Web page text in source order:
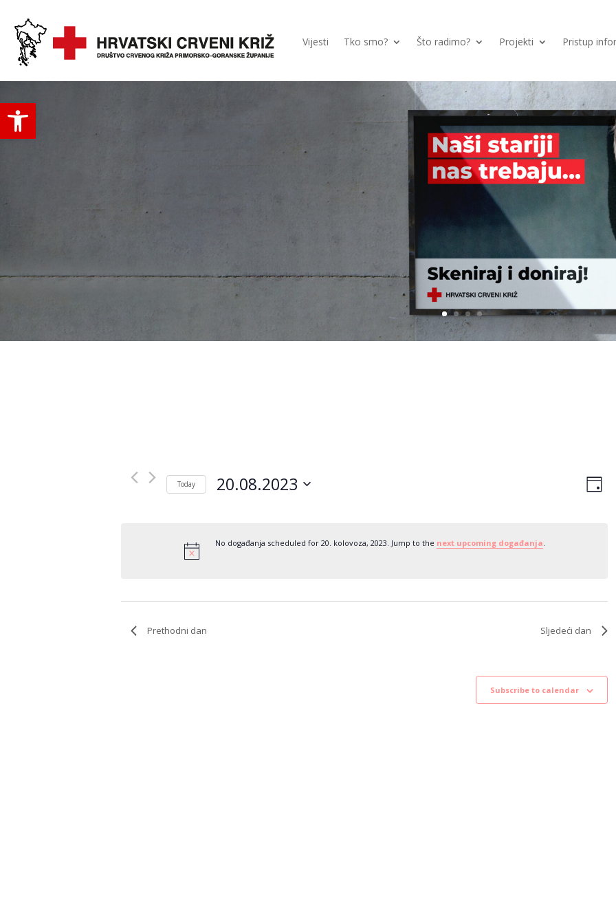
Open toolbar
Vijesti Tko smo? Što radimo? Projekti Pristup
No događanja scheduled for 20. kolovoza, 2023. Jump to the next upcoming događanja
Day
Today 20.08.2023
Prethodni dan Sljedeći dan
Subscribe to calendar